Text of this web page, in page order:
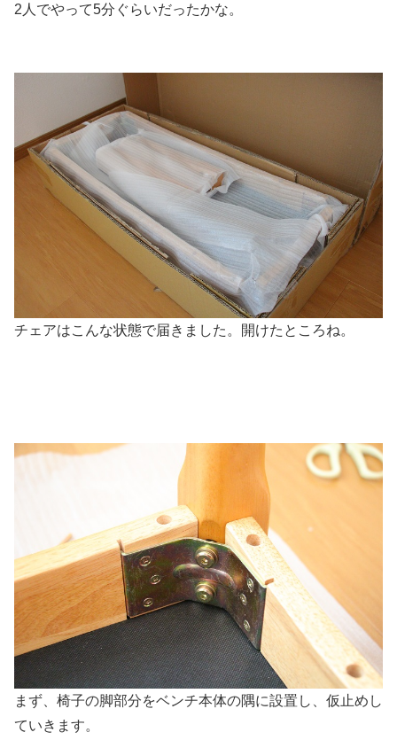
2人でやって5分ぐらいだったかな。
チェアはこんな状態で届きました。開けたところね。
まず、椅子の脚部分をベンチ本体の隅に設置し、仮止めし
ていきます。